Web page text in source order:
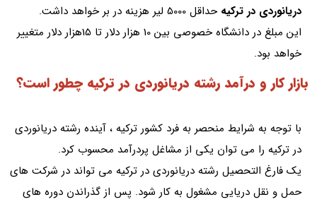
دریانوردی در ترکیه حداقل 5000 لیر هزینه در بر خواهد داشت.
این مبلغ در دانشگاه خصوصی بین 10 هزار دلار تا 15هزار دلار متغییر
خواهد بود.
بازار کار و درآمد رشته دریانوردی در ترکیه چطور است؟
با توجه به شرایط منحصر به فرد کشور ترکیه ، آینده رشته دریانوردی
در ترکیه را می توان یکی از مشاغل پردرآمد محسوب کرد.
یک فارغ التحصیل رشته دریانوردی در ترکیه می تواند در شرکت های
حمل و نقل دریایی مشغول به کار شود. پس از گذراندن دوره های